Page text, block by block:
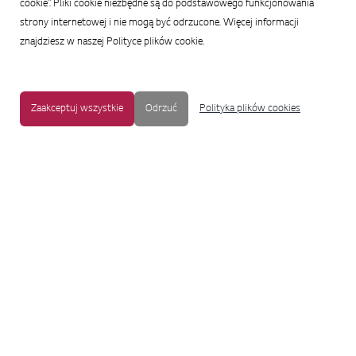
cookie”. Pliki cookie niezbędne są do podstawowego funkcjonowania
strony internetowej i nie mogą być odrzucone. Więcej informacji
znajdziesz w naszej Polityce plików cookie.
Zaakceptuj wszystkie Odrzuć Polityka plików cookies